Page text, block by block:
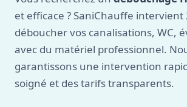
et efficace ? SaniChauffe
déboucher vos canalisations, WC,
avec du matériel professionnel.
garantissons une intervention
soigné et des tarifs transparents.